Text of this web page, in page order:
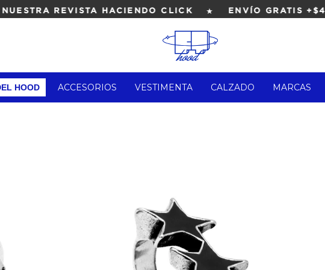
REVISTA HACIENDO CLICK ★ ENVÍO GRATIS
HOOD ACCESORIOS VESTIMENTA CALZADO MARCAS